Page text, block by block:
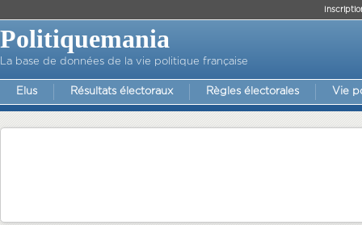
Politiquemania
La base de données de la vie politique française
Elus Résultats électoraux Règles électorales Vie